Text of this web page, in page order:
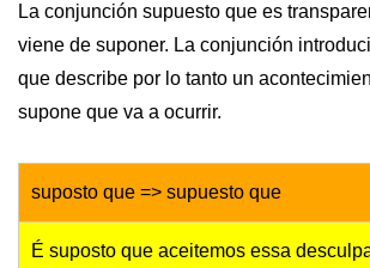
La conjunción supuesto que es
viene de suponer. La conjunción
que describe por lo tanto un
supone que va a ocurrir.
suposto que => supuesto que
É suposto que aceitemos essa